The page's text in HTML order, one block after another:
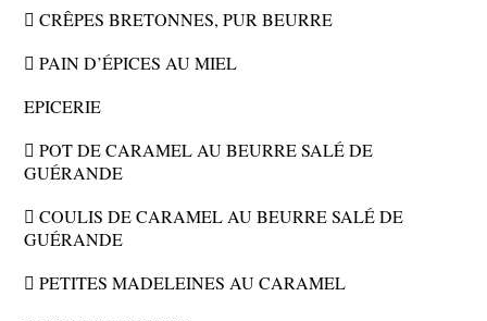
 CRÊPES BRETONNES, PUR BEURRE
 PAIN D’ÉPICES AU MIEL
EPICERIE
 POT DE CARAMEL AU BEURRE SALÉ DE
GUÉRANDE
 COULIS DE CARAMEL AU BEURRE SALÉ DE
GUÉRANDE
 PETITES MADELEINES AU CARAMEL